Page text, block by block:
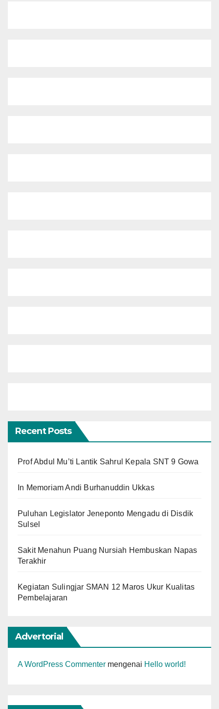
Recent Posts
Prof Abdul Mu’ti Lantik Sahrul Kepala SNT 9 Gowa
In Memoriam Andi Burhanuddin Ukkas
Puluhan Legislator Jeneponto Mengadu di Disdik
Sulsel
Sakit Menahun Puang Nursiah Hembuskan Napas
Terakhir
Kegiatan Sulingjar SMAN 12 Maros Ukur Kualitas
Pembelajaran
Advertorial
A WordPress Commenter mengenai Hello world!